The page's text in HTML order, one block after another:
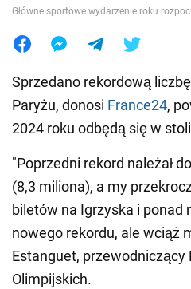
Główne sportowe wydarzenie roku
Sprzedano rekordową
Paryżu, donosi France24,
2024 roku odbędą się w
"Poprzedni rekord należał
(8,3 miliona), a my
biletów na Igrzyska i
nowego rekordu, ale wciąż
Estanguet,
Olimpijskich.